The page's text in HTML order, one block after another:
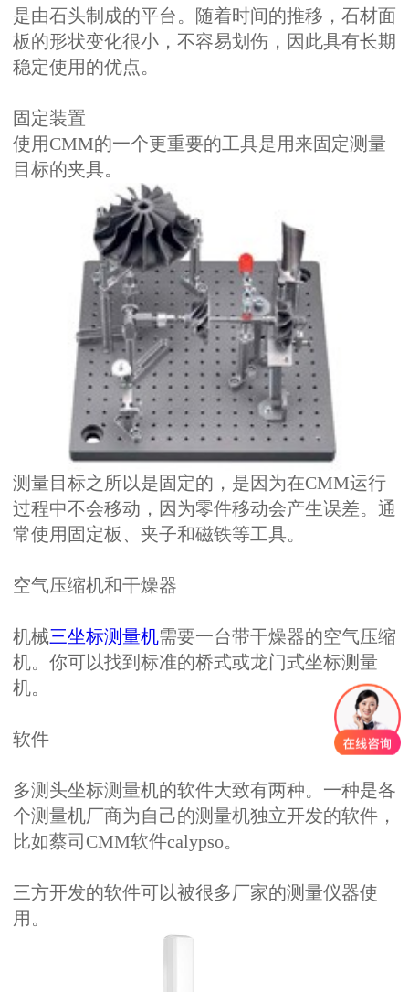
是由石头制成的平台。随着时间的推移，石材面
板的形状变化很小，不容易划伤，因此具有长期
稳定使用的优点。
固定装置
使用CMM的一个更重要的工具是用来固定测量
目标的夹具。
测量目标之所以是固定的，是因为在CMM运行
过程中不会移动，因为零件移动会产生误差。通
常使用固定板、夹子和磁铁等工具。
空气压缩机和干燥器
机械三坐标测量机需要一台带干燥器的空气压缩
机。你可以找到标准的桥式或龙门式坐标测量
机。
软件
多测头坐标测量机的软件大致有两种。一种是各
个测量机厂商为自己的测量机独立开发的软件，
比如蔡司CMM软件calypso。
三方开发的软件可以被很多厂家的测量仪器使
用。